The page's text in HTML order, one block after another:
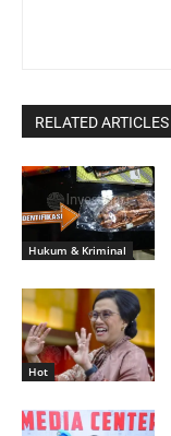
RELATED ARTICLES
Hukum & Kriminal
Hot